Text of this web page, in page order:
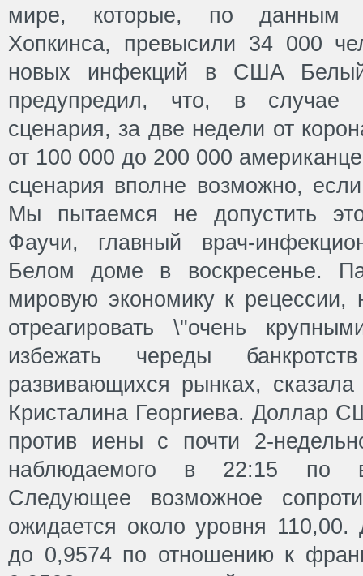
мире, которые, по данным
Хопкинса, превысили 34 000
новых инфекций в США
предупредил, что, в случае
сценария, за две недели от
от 100 000 до 200 000
сценария вполне возможно,
Мы пытаемся не допустить
Фаучи, главный врач-
Белом доме в воскресенье.
мировую экономику к
отреагировать \"очень
избежать череды
развивающихся рынках,
Кристалина Георгиева. Доллар
против иены с почти 2-
наблюдаемого в 22:15 по
Следующее возможное
ожидается около уровня 110,00.
до 0,9574 по отношению к